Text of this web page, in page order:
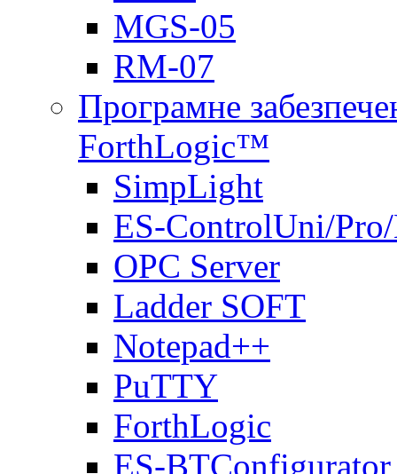
МGS-05
RM-07
Програмне
ForthLogic™
SimpLight
ES-ControlUni/
OPC Server
Ladder SOFT
Notepad++
PuTTY
ForthLogic
ES-BTConfigurator